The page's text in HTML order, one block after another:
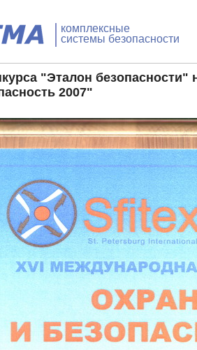
комплексные
системы безопасности
"Эталон
2007"